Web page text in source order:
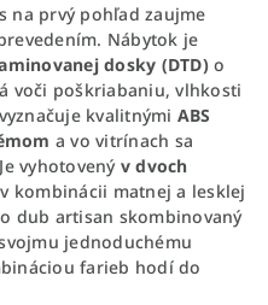
na prvý pohľad zaujme
Nábytok je
dosky (DTD)o
voči poškriabaniu, vlhkosti
kvalitnými ABS
a vo vitrínach sa
vyhotovený v dvoch
kombinácii matnej a lesklej
dub artisan skombinovaný
jednoduchému
farieb hodí do